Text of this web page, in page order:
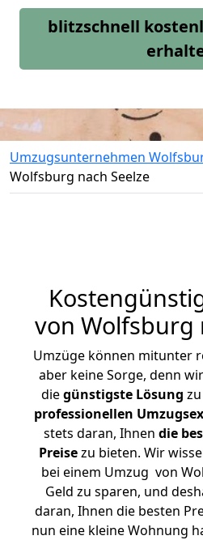
blitzschnell
Umzugsunternehmen
Wolfsburg nach Seelze
von Wolfsburg
Umzüge können mitunter
aber keine Sorge, denn
diegünstigste Lösung
professionellen
stets daran, Ihnen die
Preisezu bieten. Wir
bei einem Umzug von
Geld zu sparen, und
daran, Ihnen die besten
nun eine kleine Wohnung